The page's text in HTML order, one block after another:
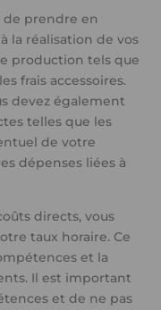
prendre en
la réalisation de vos
production tels que
frais accessoires.
devez également
telles que les
de votre
dépenses liées à
directs, vous
taux horaire. Ce
et la
Il est important
et de ne pas